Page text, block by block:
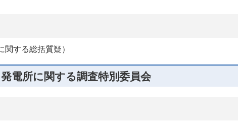
する総括質疑）
電所に関する調査特別委員会